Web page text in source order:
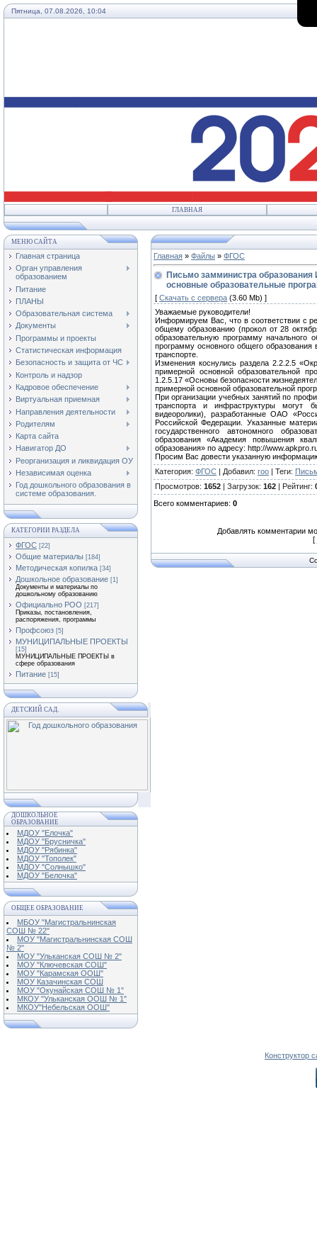
Пятница, 07.08.2026, 10:04
ГЛАВНАЯ
МЕНЮ САЙТА
Главная страница
Орган управления
образованием
Питание
ПЛАНЫ
Образовательная система
Документы
Программы и проекты
Статистическая информация
Безопасность и защита от ЧС
Контроль и надзор
Кадровое обеспечение
Виртуальная приемная
Направления деятельности
Родителям
Карта сайта
Навигатор ДО
Реорганизация и ликвидация ОУ
Независимая оценка
Год дошкольного образования в
системе образования.
КАТЕГОРИИ РАЗДЕЛА
ФГОС [22]
Общие материалы [184]
Методическая копилка [34]
Дошкольное образование [1]
Документы и материалы по
дошкольному образованию
Официально РОО [217]
Приказы, постановления,
распоряжения, программы
Профсоюз [5]
МУНИЦИПАЛЬНЫЕ ПРОЕКТЫ
[15]
МУНИЦИПАЛЬНЫЕ ПРОЕКТЫ в
сфере образования
Питание [15]
ДЕТСКИЙ САД.
ДОШКОЛЬНОЕ
ОБРАЗОВАНИЕ
МДОУ "Елочка"
МДОУ "Брусничка"
МДОУ "Рябинка"
МДОУ "Тополек"
МДОУ "Солнышко"
МДОУ "Белочка"
ОБЩЕЕ ОБРАЗОВАНИЕ
МБОУ "Магистральнинская
СОШ № 22"
МОУ "Магистральнинская СОШ
№ 2"
МОУ "Ульканская СОШ № 2"
МОУ "Ключевская СОШ"
МОУ "Карамская ООШ"
МОУ Казачинская СОШ
МОУ "Окунайская СОШ № 1"
МКОУ "Ульканская ООШ № 1"
МКОУ"Небельская ООШ"
Главная » Файлы » ФГОС
Письмо замминистра
основные образовательные
[ Скачать с сервера (3.60 Mb) ]
Уважаемые руководители!
Информируем Вас, что в соответствии с
общему образованию (прокол от 28
образовательную программу начального
программу основного общего
транспорте.
Изменения коснулись раздела 2.2.2.5
примерной основной образовательной
1.2.5.17 «Основы безопасности
примерной основной образовательной
При организации учебных занятий по
транспорта и инфраструктуры могут
видеоролики), разработанные ОАО
Российской Федерации. Указанные
государственного автономного
образования «Академия повышения
образования» по адресу: http://
Просим Вас довести указанную
Категория: ФГОС | Добавил: roo | Теги:
Просмотров: 1652 | Загрузок: 162 | Рейтинг:
Всего комментариев: 0
Добавлять комментарии
[
Конструктор